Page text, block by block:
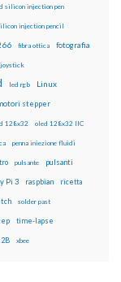
silicon injection pen
injection pencil
fibra ottica fotografia
joystick
led rgb Linux
stepper
128x32 oled 128x32 IIC
penna iniezione fluidi
pulsante pulsanti
Pi 3 raspbian ricetta
solder past
time-lapse
xbee